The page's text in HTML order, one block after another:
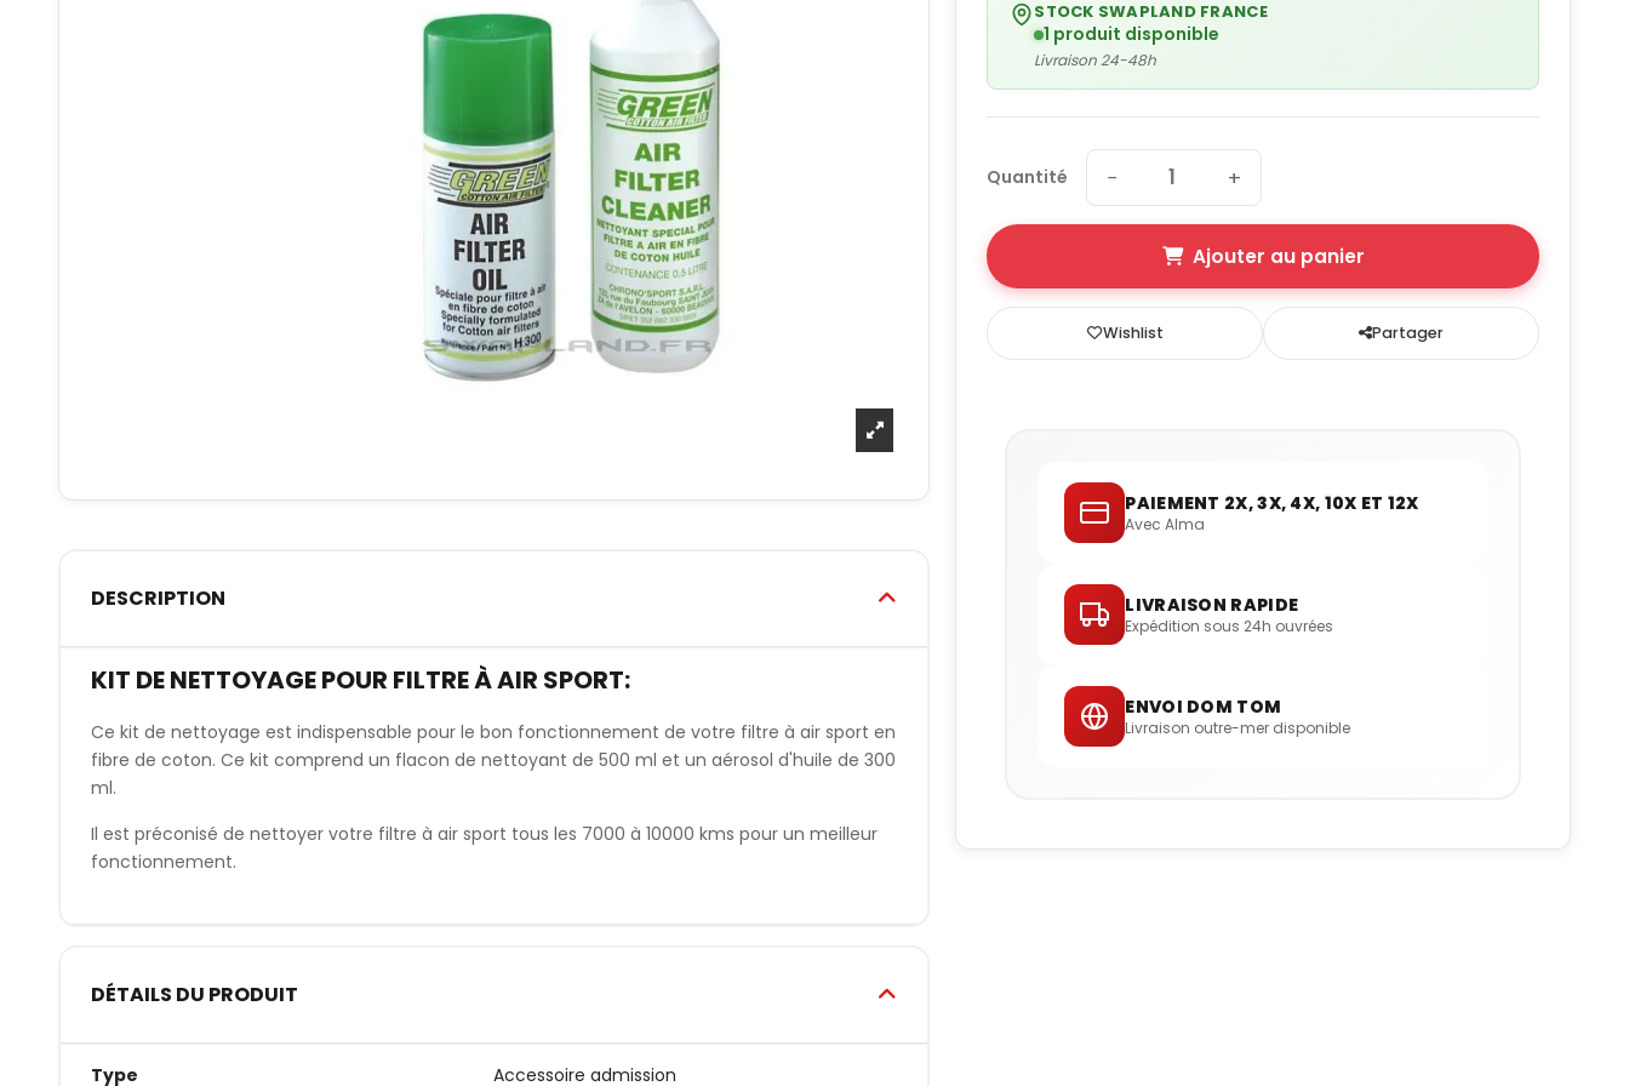
DESCRIPTION
KIT DE NETTOYAGE POUR FILTRE À AIR SPORT:
Ce kit de nettoyage est indispensable pour le bon fonctionnement de votre filtre à air sport en
fibre de coton. Ce kit comprend un flacon de nettoyant de 500 ml et un aérosol d'huile de 300
ml.
Il est préconisé de nettoyer votre filtre à air sport tous les 7000 à 10000 kms pour un meilleur
fonctionnement.
DÉTAILS DU PRODUIT
Type Accessoire admission
STOCK SWAPLAND FRANCE
1 produit disponible
Livraison 24-48h
Quantité − +
Ajouter au panier
Wishlist Partager
PAIEMENT 2X, 3X, 4X, 10X ET 12X
Avec Alma
LIVRAISON RAPIDE
Expédition sous 24h ouvrées
ENVOI DOM TOM
Livraison outre-mer disponible